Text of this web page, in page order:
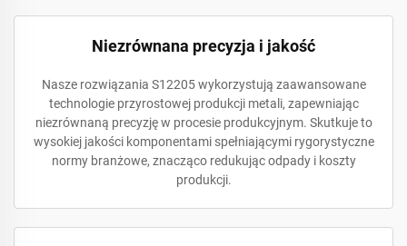
Niezrównana precyzja i jakość
Nasze rozwiązania S12205 wykorzystują zaawansowane
technologie przyrostowej produkcji metali, zapewniając
niezrównaną precyzję w procesie produkcyjnym. Skutkuje to
wysokiej jakości komponentami spełniającymi rygorystyczne
normy branżowe, znacząco redukując odpady i koszty
produkcji.